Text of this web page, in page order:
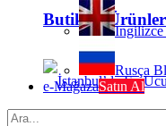
Butikler
Rusça
e-MağazaSatın Al